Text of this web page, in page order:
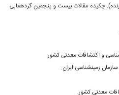
(گردآورنده). چکیده مقالات بیست و پنجمین گردهمایی